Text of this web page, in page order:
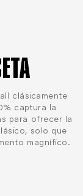
clásicamente
captura la
para ofrecer la
solo que
magnífico.